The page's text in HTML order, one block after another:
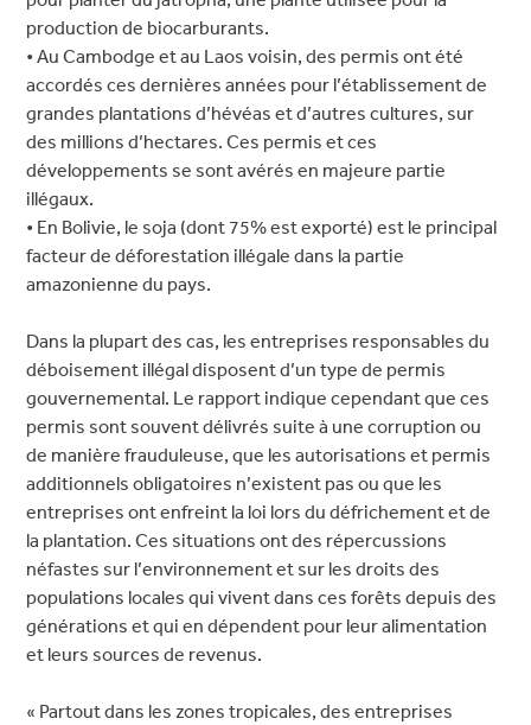
production de biocarburants.
• Au Cambodge et au Laos voisin, des permis ont été
accordés ces dernières années pour l’établissement de
grandes plantations d’hévéas et d’autres cultures, sur
des millions d’hectares. Ces permis et ces
développements se sont avérés en majeure partie
illégaux.
• En Bolivie, le soja (dont 75% est exporté) est le principal
facteur de déforestation illégale dans la partie
amazonienne du pays.
Dans la plupart des cas, les entreprises responsables du
déboisement illégal disposent d’un type de permis
gouvernemental. Le rapport indique cependant que ces
permis sont souvent délivrés suite à une corruption ou
de manière frauduleuse, que les autorisations et permis
additionnels obligatoires n’existent pas ou que les
entreprises ont enfreint la loi lors du défrichement et de
la plantation. Ces situations ont des répercussions
néfastes sur l’environnement et sur les droits des
populations locales qui vivent dans ces forêts depuis des
générations et qui en dépendent pour leur alimentation
et leurs sources de revenus.
« Partout dans les zones tropicales, des entreprises